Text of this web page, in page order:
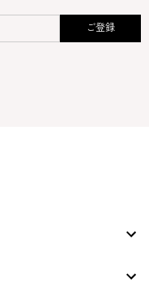
ご登録